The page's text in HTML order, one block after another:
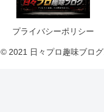
プライバシーポリシー
© 2021 日々プロ趣味ブログ.